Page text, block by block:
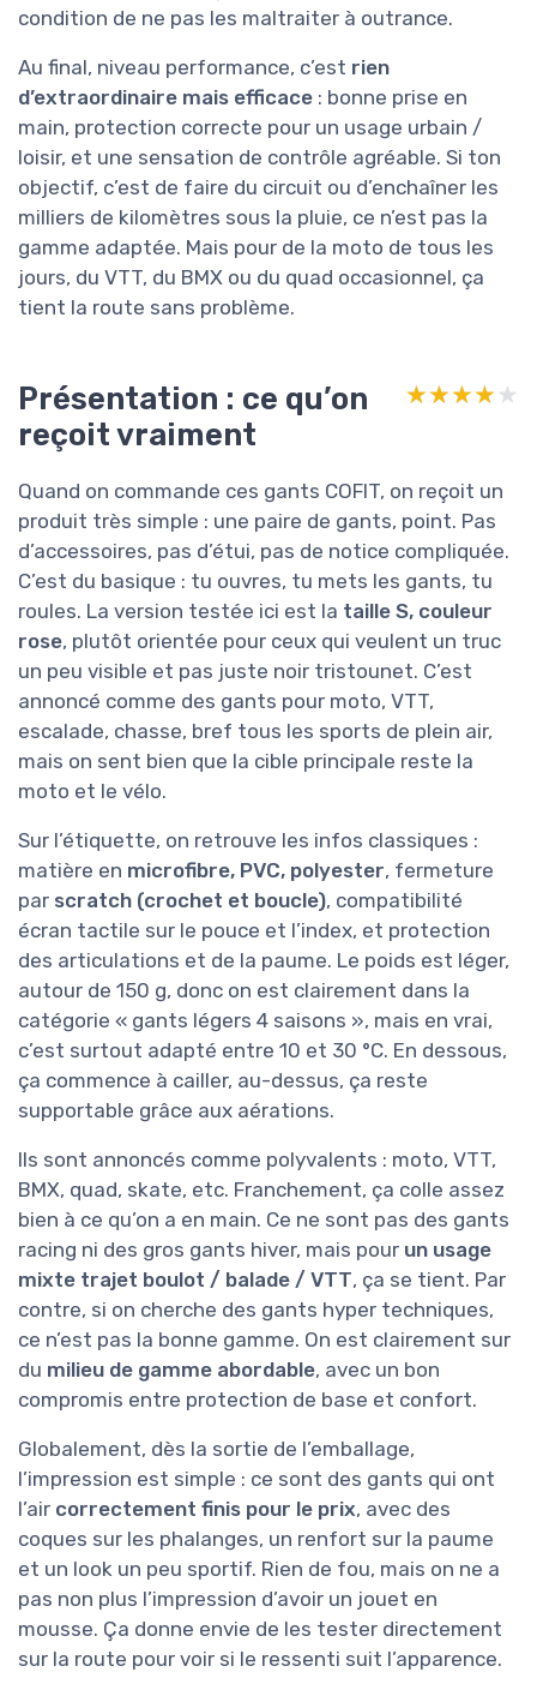
condition de ne pas les maltraiter à outrance.
Au final, niveau performance, c’est rien
d’extraordinaire mais efficace : bonne prise en
main, protection correcte pour un usage urbain /
loisir, et une sensation de contrôle agréable. Si ton
objectif, c’est de faire du circuit ou d’enchaîner les
milliers de kilomètres sous la pluie, ce n’est pas la
gamme adaptée. Mais pour de la moto de tous les
jours, du VTT, du BMX ou du quad occasionnel, ça
tient la route sans problème.
Présentation : ce qu’on
reçoit vraiment
★★★★★
★★★★★
Quand on commande ces gants COFIT, on reçoit un
produit très simple : une paire de gants, point. Pas
d’accessoires, pas d’étui, pas de notice compliquée.
C’est du basique : tu ouvres, tu mets les gants, tu
roules. La version testée ici est la taille S, couleur
rose, plutôt orientée pour ceux qui veulent un truc
un peu visible et pas juste noir tristounet. C’est
annoncé comme des gants pour moto, VTT,
escalade, chasse, bref tous les sports de plein air,
mais on sent bien que la cible principale reste la
moto et le vélo.
Sur l’étiquette, on retrouve les infos classiques :
matière en microfibre, PVC, polyester, fermeture
par scratch (crochet et boucle), compatibilité
écran tactile sur le pouce et l’index, et protection
des articulations et de la paume. Le poids est léger,
autour de 150 g, donc on est clairement dans la
catégorie « gants légers 4 saisons », mais en vrai,
c’est surtout adapté entre 10 et 30 °C. En dessous,
ça commence à cailler, au-dessus, ça reste
supportable grâce aux aérations.
Ils sont annoncés comme polyvalents : moto, VTT,
BMX, quad, skate, etc. Franchement, ça colle assez
bien à ce qu’on a en main. Ce ne sont pas des gants
racing ni des gros gants hiver, mais pour un usage
mixte trajet boulot / balade / VTT, ça se tient. Par
contre, si on cherche des gants hyper techniques,
ce n’est pas la bonne gamme. On est clairement sur
du milieu de gamme abordable, avec un bon
compromis entre protection de base et confort.
Globalement, dès la sortie de l’emballage,
l’impression est simple : ce sont des gants qui ont
l’air correctement finis pour le prix, avec des
coques sur les phalanges, un renfort sur la paume
et un look un peu sportif. Rien de fou, mais on ne a
pas non plus l’impression d’avoir un jouet en
mousse. Ça donne envie de les tester directement
sur la route pour voir si le ressenti suit l’apparence.